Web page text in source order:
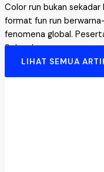
Color run bukan
format fun run
fenomena global.
Selengkapnya →
LIHAT SEMUA